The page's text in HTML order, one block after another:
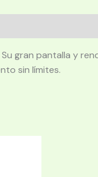
gran pantalla y
sin límites.